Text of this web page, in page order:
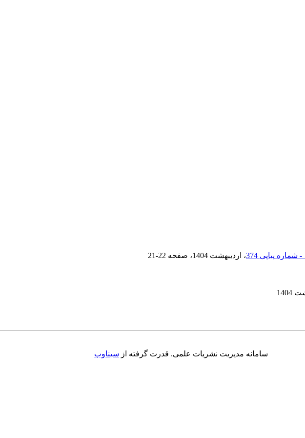
، اردیبهشت 1404 ، صفحه 21-22
سامانه مدیریت نشریات علمی. قدرت گرفته از سیناوب